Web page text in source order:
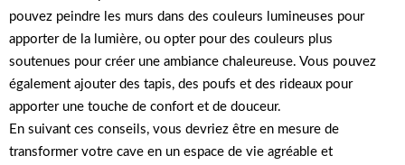
pouvez peindre les murs dans des couleurs lumineuses pour
apporter de la lumière, ou opter pour des couleurs plus
soutenues pour créer une ambiance chaleureuse. Vous pouvez
également ajouter des tapis, des poufs et des rideaux pour
apporter une touche de confort et de douceur.
En suivant ces conseils, vous devriez être en mesure de
transformer votre cave en un espace de vie agréable et